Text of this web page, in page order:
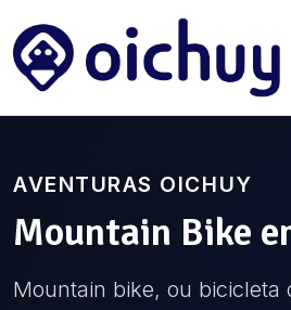
AVENTURAS OICHUY
Mountain Bike
Mountain bike, ou bicicleta